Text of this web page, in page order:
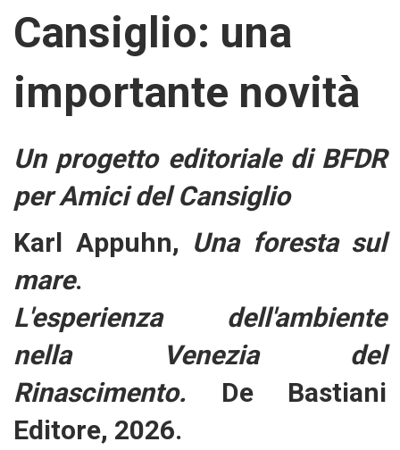
Cansiglio: una
importante novità
Un progetto editoriale di BFDR
per Amici del Cansiglio
Karl Appuhn, Una foresta sul
mare.
L'esperienza dell'ambiente
nella Venezia del
Rinascimento. De Bastiani
Editore, 2026.